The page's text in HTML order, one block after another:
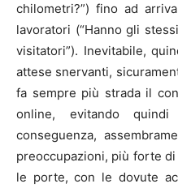
chilometri?”) fino ad
lavoratori (“Hanno gli
visitatori”). Inevitabile,
attese snervanti,
fa sempre più strada il
online, evitando
conseguenza,
preoccupazioni, più forte
le porte, con le dovute